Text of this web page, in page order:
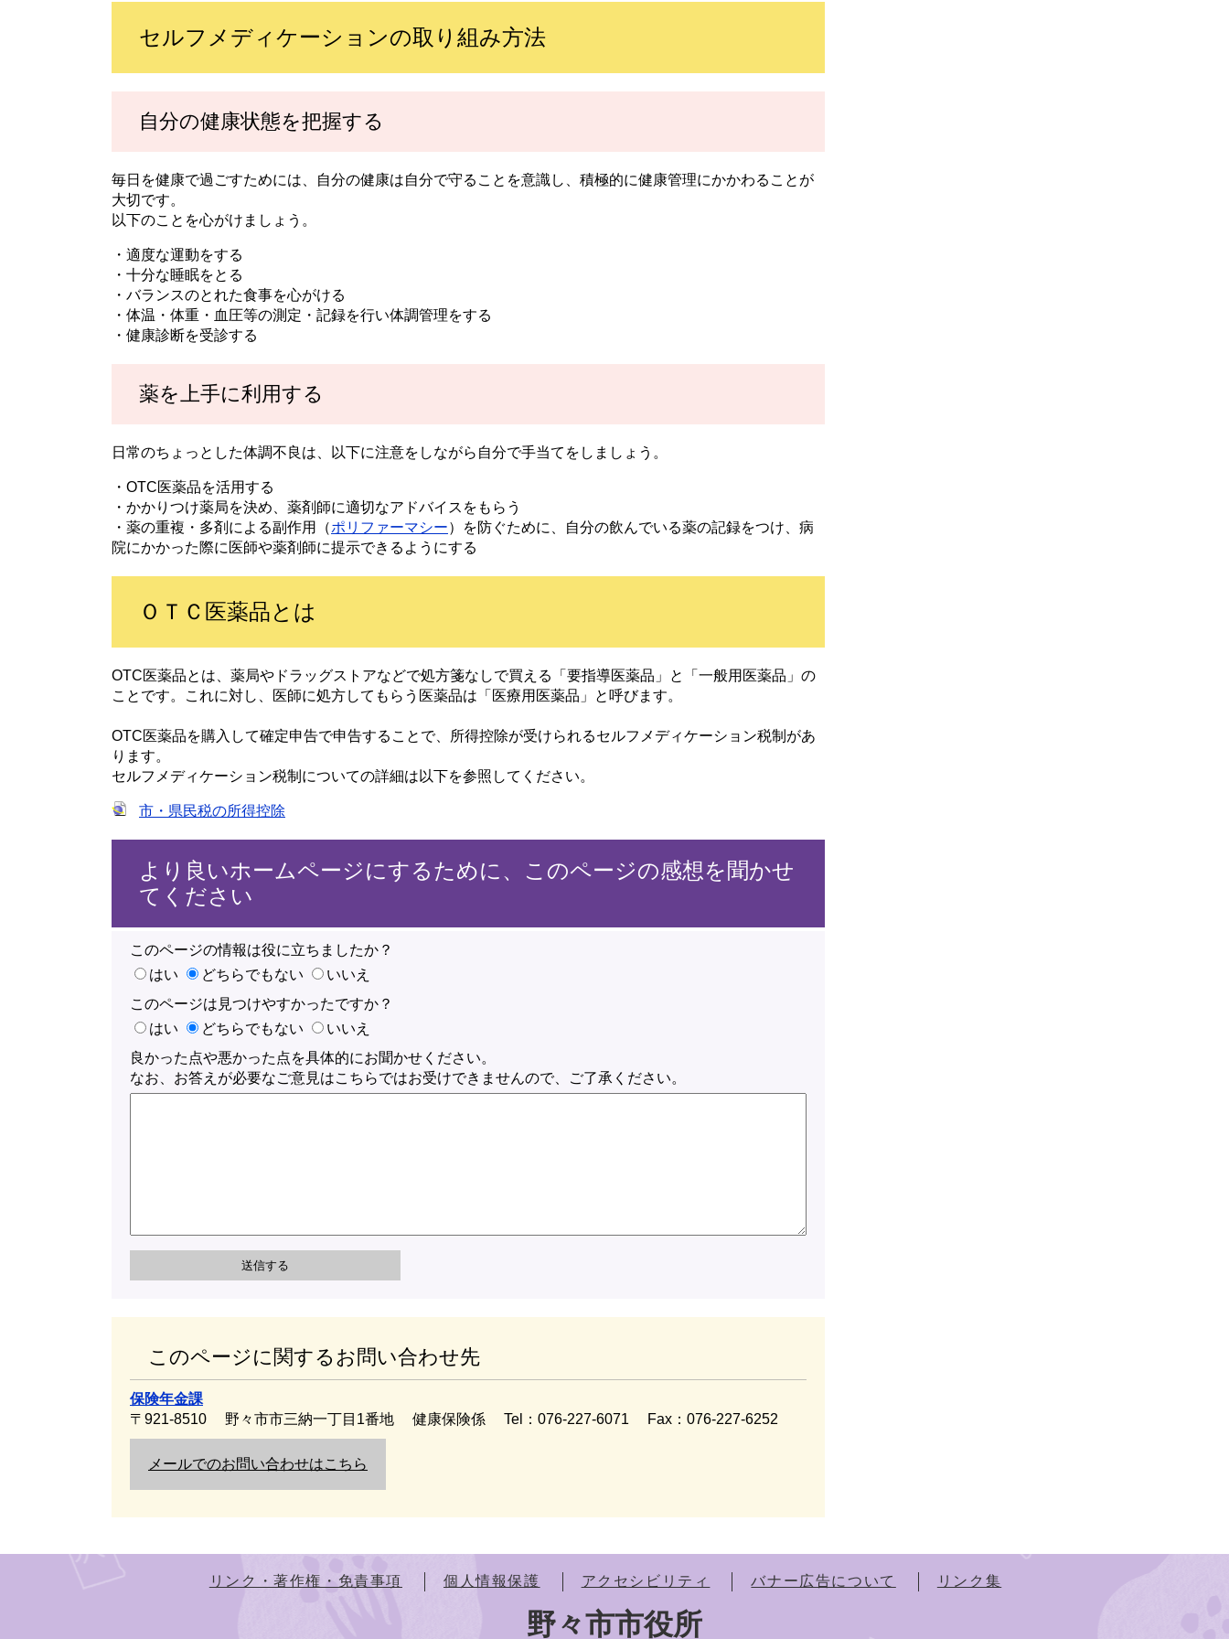
セルフメディケーションの取り組み方法
自分の健康状態を把握する
毎日を健康で過ごすためには、自分の健康は自分で守ることを意識し、積極的に健康管理にかかわることが
大切です。
以下のことを心がけましょう。
・適度な運動をする
・十分な睡眠をとる
・バランスのとれた食事を心がける
・体温・体重・血圧等の測定・記録を行い体調管理をする
・健康診断を受診する
薬を上手に利用する
日常のちょっとした体調不良は、以下に注意をしながら自分で手当てをしましょう。
・OTC医薬品を活用する
・かかりつけ薬局を決め、薬剤師に適切なアドバイスをもらう
・薬の重複・多剤による副作用（ポリファーマシー）を防ぐために、自分の飲んでいる薬の記録をつけ、病
院にかかった際に医師や薬剤師に提示できるようにする
ＯＴＣ医薬品とは
OTC医薬品とは、薬局やドラッグストアなどで処方箋なしで買える「要指導医薬品」と「一般用医薬品」の
ことです。これに対し、医師に処方してもらう医薬品は「医療用医薬品」と呼びます。
OTC医薬品を購入して確定申告で申告することで、所得控除が受けられるセルフメディケーション税制があ
ります。
セルフメディケーション税制についての詳細は以下を参照してください。
市・県民税の所得控除
より良いホームページにするために、このページの感想を聞かせ
てください
このページの情報は役に立ちましたか？
はい
どちらでもない
いいえ
このページは見つけやすかったですか？
はい
どちらでもない
いいえ
良かった点や悪かった点を具体的にお聞かせください。
なお、お答えが必要なご意見はこちらではお受けできませんので、ご了承ください。
このページに関するお問い合わせ先
保険年金課
〒921-8510
野々市市三納一丁目1番地 健康保険係 Tel：076-227-6071 Fax：076-227-6252
メールでのお問い合わせはこちら
リンク・著作権・免責事項 個人情報保護 アクセシビリティ バナー広告について リンク集
野々市市役所